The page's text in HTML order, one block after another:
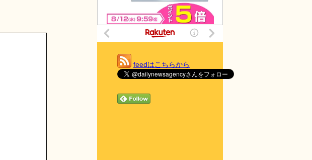
feedはこちらから